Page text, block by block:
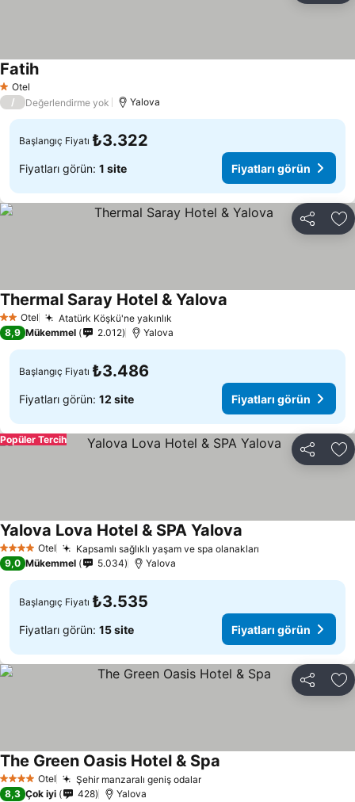
1 Yıldız
Otel
Fatih
/ Değerlendirme yok Yalova
Başlangıç Fiyatı ₺3.322
Fiyatları görün: 1 site Fiyatları görün
Paylaş
2 Yıldız
Otel Atatürk Köşkü'ne yakınlık
Thermal Saray Hotel & Yalova
8,9 Mükemmel 2.012 Yalova
Başlangıç Fiyatı ₺3.486
Fiyatları görün: 12 site Fiyatları görün
Paylaş
Popüler Tercih
4 Yıldız Otel Kapsamlı sağlıklı yaşam ve spa olanakları
Yalova Lova Hotel & SPA Yalova
9,0 Mükemmel 5.034 Yalova
Başlangıç Fiyatı ₺3.535
Fiyatları görün: 15 site Fiyatları görün
Paylaş
4 Yıldız Otel Şehir manzaralı geniş odalar
The Green Oasis Hotel & Spa
8,3 Çok iyi 428 Yalova